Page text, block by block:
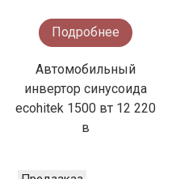
Подробнее
Автомобильный
инвертор синусоида
ecohitek 1500 вт 12 220
в